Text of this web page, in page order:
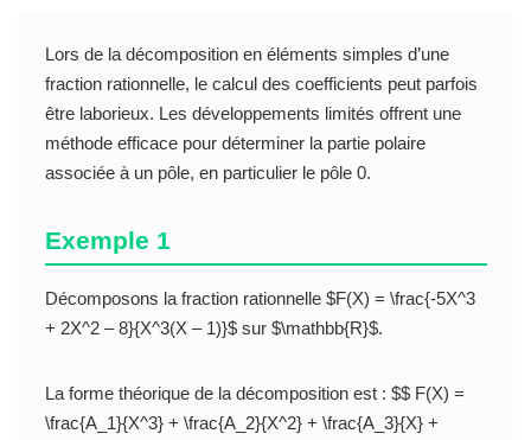
Lors de la décomposition en éléments simples d’une
fraction rationnelle, le calcul des coefficients peut parfois
être laborieux. Les développements limités offrent une
méthode efficace pour déterminer la partie polaire
associée à un pôle, en particulier le pôle 0.
Exemple 1
Décomposons la fraction rationnelle $F(X) = \frac{-5X^3
+ 2X^2 – 8}{X^3(X – 1)}$ sur $\mathbb{R}$.
La forme théorique de la décomposition est : $$ F(X) =
\frac{A_1}{X^3} + \frac{A_2}{X^2} + \frac{A_3}{X} +